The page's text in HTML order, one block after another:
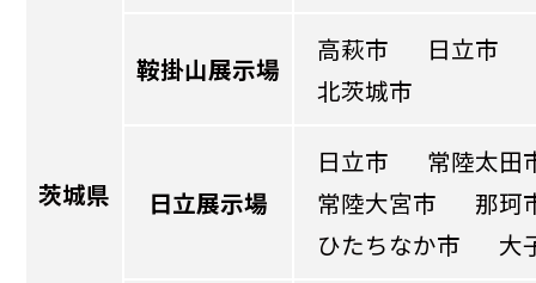
茨城県
鞍掛山展示場
高萩市
日立市
北茨城市
日立展示場
日立市
常陸太田
常陸大宮市
那珂
ひたちなか市
大